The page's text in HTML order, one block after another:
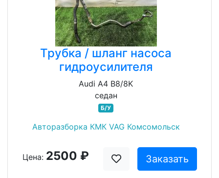
Трубка / шланг насоса
гидроусилителя
Audi A4 B8/8K
седан
Б/У
Авторазборка КМК VAG Комсомольск
Цена: 2500 ₽ Заказать